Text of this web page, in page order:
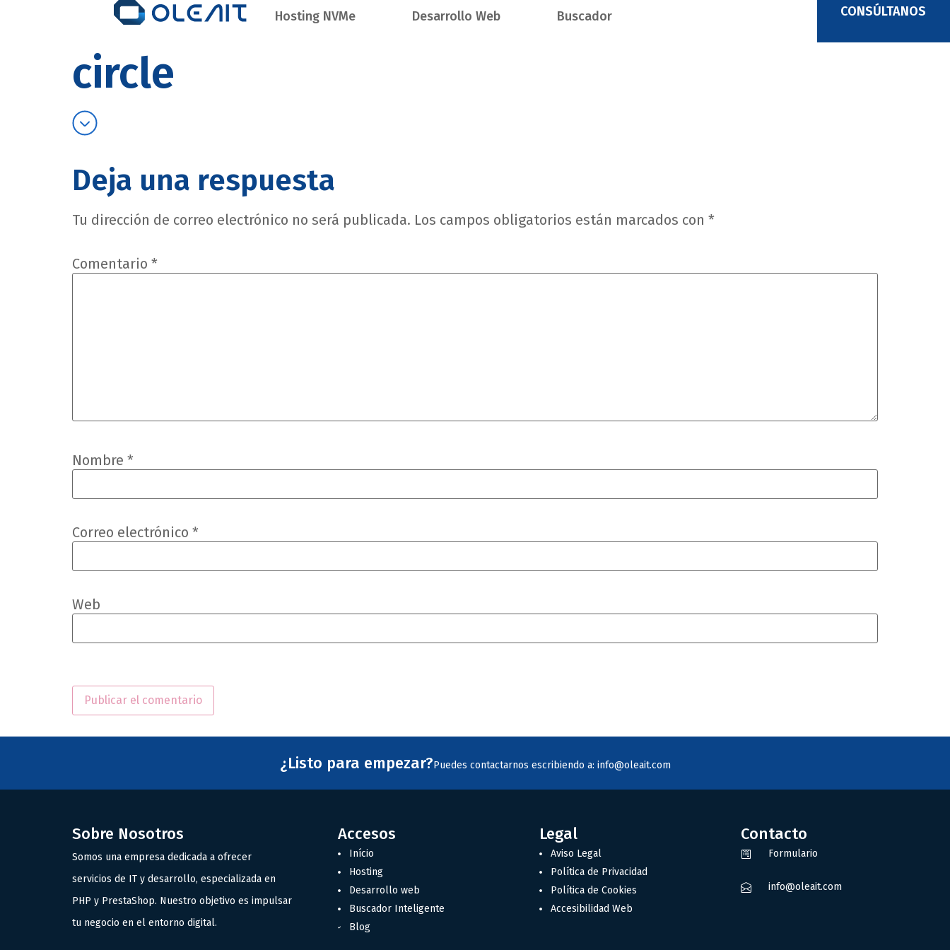
Hosting NVMe Desarrollo Web Buscador CONSÚLTANOS
circle
Deja una respuesta
Tu dirección de correo electrónico no será publicada. Los campos obligatorios están marcados con *
Comentario *
Nombre *
Correo electrónico *
Web
¿Listo para empezar?Puedes contactarnos escribiendo a: info@oleait.com
Sobre Nosotros
Somos una empresa dedicada a ofrecer
servicios de IT y desarrollo, especializada en
PHP y PrestaShop. Nuestro objetivo es impulsar
tu negocio en el entorno digital.
Accesos
Início
Hosting
Desarrollo web
Buscador Inteligente
Blog
Legal
Aviso Legal
Política de Privacidad
Política de Cookies
Accesibilidad Web
Contacto
Formulario
info@oleait.com